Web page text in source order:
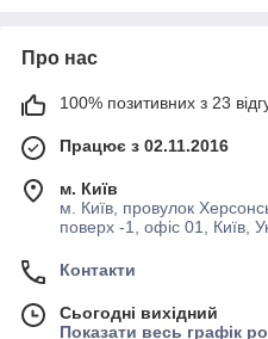
Про нас
100% позитивних з 23
Працює з 02.11.2016
м. Київ
м. Київ, провулок
поверх -1, офіс 01, Київ,
Контакти
Сьогодні вихідний
Показати весь графік